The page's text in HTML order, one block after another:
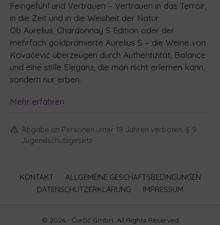
Feingefühl und Vertrauen – Vertrauen in das Terroir,
in die Zeit und in die Weisheit der Natur.
Ob Aurelius, Chardonnay S Edition oder der
mehrfach goldprämierte Aurelius S – die Weine von
Kovačević überzeugen durch Authentizität, Balance
und eine stille Eleganz, die man nicht erlernen kann,
sondern nur erben.
Mehr erfahren
Abgabe an Personen unter 18 Jahren verboten, § 9
Jugendschutzgesetz
KONTAKT
ALLGEMEINE GESCHÄFTSBEDINGUNGEN
DATENSCHUTZERKLÄRUNG
IMPRESSUM
© 2026 - Ćurčić GmbH. All Rights Reserved